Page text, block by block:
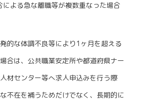
による急な離職等が複数重なった場合
的な体調不良等により1ヶ月を超える
合は、公共職業安定所や都道府県ナー
材センター等へ求人申込みを行う際
不在を補うためだけでなく、長期的に